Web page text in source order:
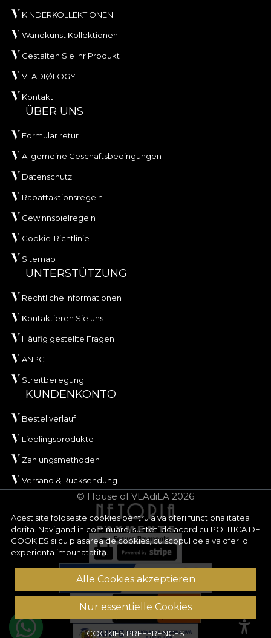
Acest site foloseste cookies pentru a va oferi functionalitatea
dorita. Navigand in continuare, sunteti de acord cu POLITICA DE
COOKIES si cu plasarea de cookies, cu scopul de a va oferi o
experienta imbunatatita.
Alle Cookies akzeptieren
Nur essentielle Cookies
COOKIES PREFERENCES
KINDERKOLLEKTIONEN
Wandkunst Kollektionen
Gestalten Sie Ihr Produkt
VLADIØLOGY
Kontakt
ÜBER UNS
Formular retur
Allgemeine Geschäftsbedingungen
Datenschutz
Rabattaktionsregeln
Gewinnspielregeln
Cookie-Richtlinie
Sitemap
UNTERSTÜTZUNG
Rechtliche Informationen
Kontaktieren Sie uns
Häufig gestellte Fragen
ANPC
Streitbeilegung
KUNDENKONTO
Bestellverlauf
Lieblingsprodukte
Zahlungsmethoden
Versand & Rücksendung
© House of VLAdiLA 2026